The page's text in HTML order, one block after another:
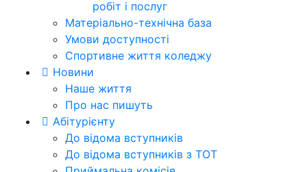
робіт і послуг
Матеріально-технічна база
Умови доступності
Спортивне життя коледжу
Новини
Наше життя
Про нас пишуть
Абітурієнту
До відома вступників
До відома вступників з ТОТ